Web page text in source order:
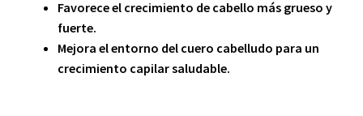
Favorece el crecimiento de cabello más grueso y
fuerte.
Mejora el entorno del cuero cabelludo para un
crecimiento capilar saludable.